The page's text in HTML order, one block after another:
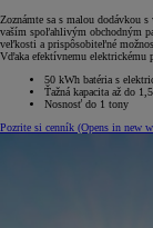
Zoznámte sa s malou dodávkou
vaším spoľahlivým obchodným
veľkosti a prispôsobiteľné
Vďaka efektívnemu elektrickému
50 kWh batéria s
Ťažná kapacita až do
Nosnosť do 1 tony
Pozrite si cenník (Opens in new